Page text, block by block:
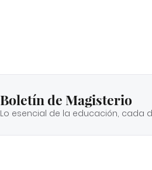
Boletín de Magisterio
Lo esencial de la educación, cada